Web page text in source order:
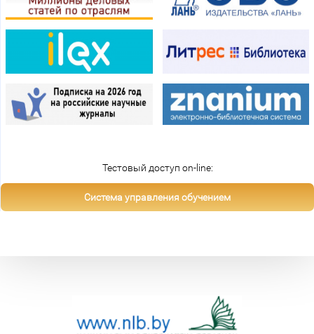
Тестовый доступ on-line:
Система управления обучением